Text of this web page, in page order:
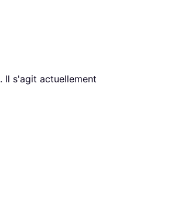
. Il s'agit actuellement